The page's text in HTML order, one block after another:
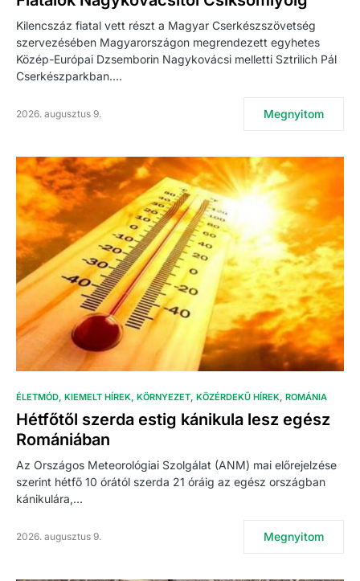
Kilencszáz fiatal vett részt a Magyar Cserkészszövetség
szervezésében Magyarországon megrendezett egyhetes
Közép-Európai Dzsemborin Nagykovácsi melletti Sztrilich Pál
Cserkészparkban.…
2026. augusztus 9. Megnyitom
ÉLETMÓD KIEMELT HÍREK KÖRNYEZET KÖZÉRDEKŰ HÍREK ROMÁNIA
Hétfőtől szerda estig kánikula lesz egész
Romániában
Az Országos Meteorológiai Szolgálat (ANM) mai előrejelzése
szerint hétfő 10 órától szerda 21 óráig az egész országban
kánikulára,…
2026. augusztus 9. Megnyitom